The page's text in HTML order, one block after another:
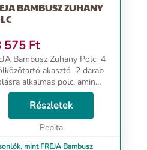
BAMBUSZ ZUHANY
575 Ft
Bambusz Zuhany Polc 4
akasztó 2 darab
alkalmas polc, amin
a tusfürdők és a
szükséges kellékek A
található vízelvezető
Részletek
Pepita
mint FREJA Bambusz